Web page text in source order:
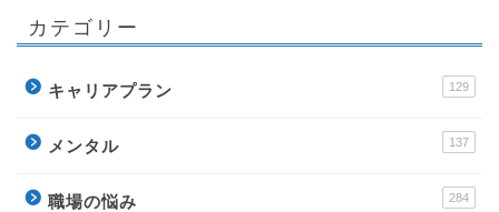
カテゴリー
キャリアプラン 129
メンタル 137
職場の悩み 284